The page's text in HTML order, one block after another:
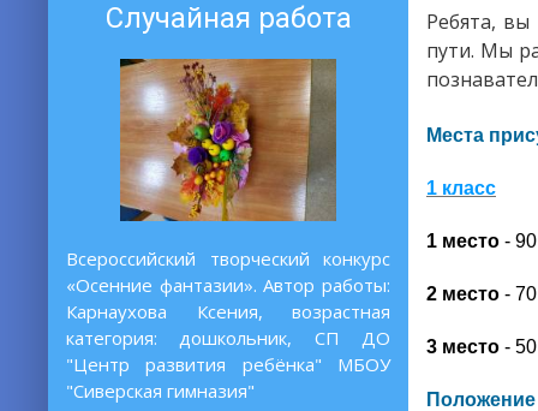
Случайная работа
Всероссийский творческий конкурс
«Осенние фантазии». Автор работы:
Карнаухова Ксения, возрастная
категория: дошкольник, СП ДО
"Центр развития ребёнка" МБОУ
"Сиверская гимназия"
Ребята, вы
пути. Мы
Места
1 класс
1 место -
2 место -
3 место -